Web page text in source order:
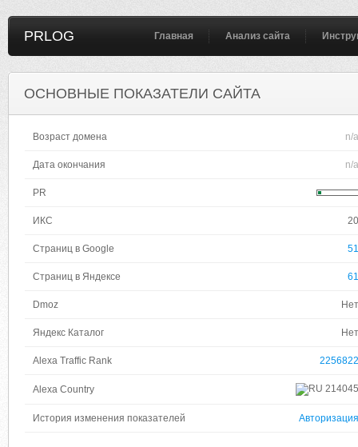
PRLOG Главная Анализ сайта
ОСНОВНЫЕ ПОКАЗАТЕЛИ САЙТА
Возраст домена n/a
Дата окончания n/a
PR
ИКС 20
Страниц в Google 51
Страниц в Яндексе 61
Dmoz Нет
Яндекс Каталог Нет
Alexa Traffic Rank 2256822
Alexa Country 214045
История изменения показателей Авторизация